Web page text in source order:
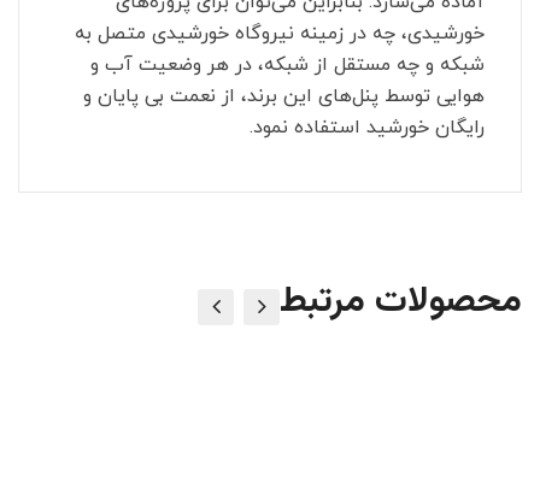
خورشیدی، چه در زمینه نیروگاه خورشیدی متصل به
شبکه و چه مستقل از شبکه، در هر وضعیت آب و
هوایی توسط پنل‌های این برند، از نعمت بی پایان و
رایگان خورشید استفاده نمود.
محصولات مرتبط